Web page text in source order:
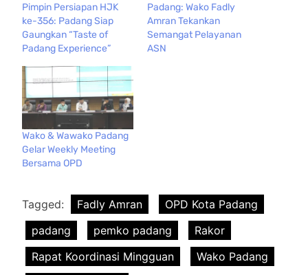
Pimpin Persiapan HJK
ke-356: Padang Siap
Gaungkan “Taste of
Padang Experience”
Padang: Wako Fadly
Amran Tekankan
Semangat Pelayanan
ASN
Wako & Wawako Padang
Gelar Weekly Meeting
Bersama OPD
Tagged: Fadly Amran
OPD Kota Padang
padang
pemko padang
Rakor
Rapat Koordinasi Mingguan
Wako Padang